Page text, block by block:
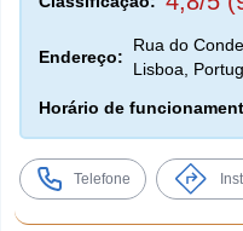
Endereço:
Rua do
Lisboa,
Horário de
Telefone